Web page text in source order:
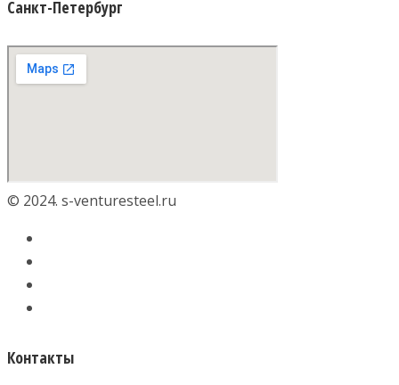
Санкт-Петербург
© 2024. s-venturesteel.ru
Контакты